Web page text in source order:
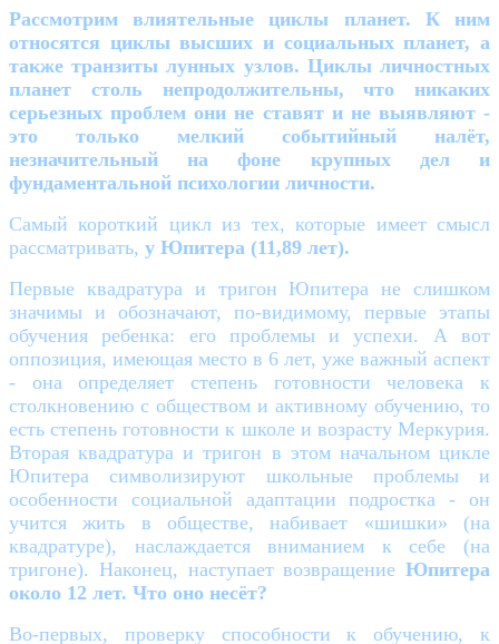
Рассмотрим влиятельные циклы планет. К ним
относятся циклы высших и социальных планет, а
также транзиты лунных узлов. Циклы личностных
планет столь непродолжительны, что никаких
серьезных проблем они не ставят и не выявляют -
это только мелкий событийный налёт,
незначительный на фоне крупных дел и
фундаментальной психологии личности.
Самый короткий цикл из тех, которые имеет смысл
рассматривать, у Юпитера (11,89 лет).
Первые квадратура и тригон Юпитера не слишком
значимы и обозначают, по-видимому, первые этапы
обучения ребенка: его проблемы и успехи. А вот
оппозиция, имеющая место в 6 лет, уже важный аспект
- она определяет степень готовности человека к
столкновению с обществом и активному обучению, то
есть степень готовности к школе и возрасту Меркурия.
Вторая квадратура и тригон в этом начальном цикле
Юпитера символизируют школьные проблемы и
особенности социальной адаптации подростка - он
учится жить в обществе, набивает «шишки» (на
квадратуре), наслаждается вниманием к себе (на
тригоне). Наконец, наступает возвращение Юпитера
около 12 лет. Что оно несёт?
Во-первых, проверку способности к обучению, к